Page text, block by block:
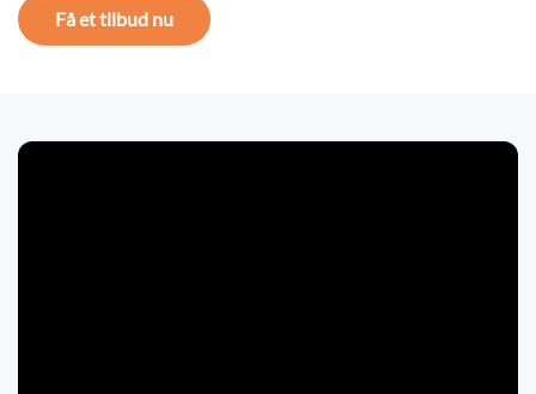
Få et tilbud nu